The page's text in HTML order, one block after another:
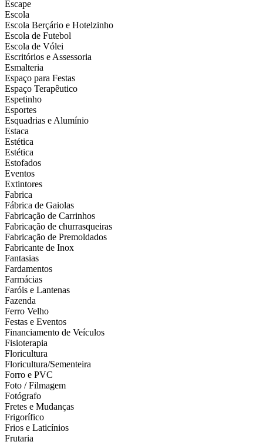
Escape
Escola
Escola Berçário e Hotelzinho
Escola de Futebol
Escola de Vólei
Escritórios e Assessoria
Esmalteria
Espaço para Festas
Espaço Terapêutico
Espetinho
Esportes
Esquadrias e Alumínio
Estaca
Estética
Estética
Estofados
Eventos
Extintores
Fabrica
Fábrica de Gaiolas
Fabricação de Carrinhos
Fabricação de churrasqueiras
Fabricação de Premoldados
Fabricante de Inox
Fantasias
Fardamentos
Farmácias
Faróis e Lantenas
Fazenda
Ferro Velho
Festas e Eventos
Financiamento de Veículos
Fisioterapia
Floricultura
Floricultura/Sementeira
Forro e PVC
Foto / Filmagem
Fotógrafo
Fretes e Mudanças
Frigorífico
Frios e Laticínios
Frutaria